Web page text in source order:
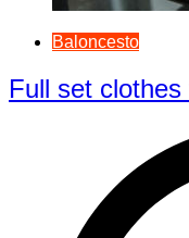
Baloncesto
Full set